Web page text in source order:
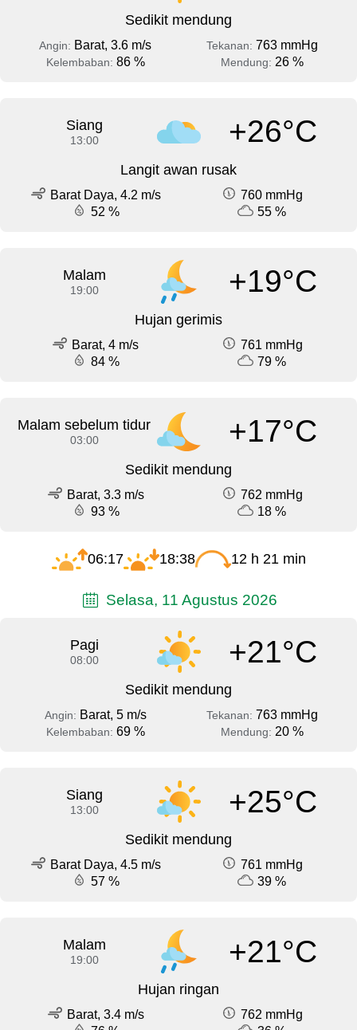
Sedikit mendung
Angin: Barat, 3.6 m/s Tekanan: 763 mmHg
Kelembaban: 86 % Mendung: 26 %
Siang
13:00 +26°C
Langit awan rusak
Barat Daya, 4.2 m/s
760 mmHg
52 %
55 %
Malam
19:00 +19°C
Hujan gerimis
Barat, 4 m/s
761 mmHg
84 %
79 %
Malam sebelum tidur
03:00 +17°C
Sedikit mendung
Barat, 3.3 m/s
762 mmHg
93 %
18 %
06:17 18:38 12 h 21 min
Selasa, 11 Agustus 2026
Pagi
08:00 +21°C
Sedikit mendung
Angin: Barat, 5 m/s Tekanan: 763 mmHg
Kelembaban: 69 % Mendung: 20 %
Siang
13:00 +25°C
Sedikit mendung
Barat Daya, 4.5 m/s
761 mmHg
57 %
39 %
Malam
19:00 +21°C
Hujan ringan
Barat, 3.4 m/s
762 mmHg